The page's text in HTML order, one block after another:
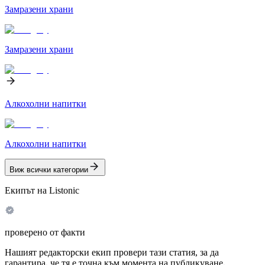
Замразени храни
Замразени храни
Алкохолни напитки
Алкохолни напитки
Виж всички категории
Екипът на Listonic
проверено от факти
Нашият редакторски екип провери тази статия, за да
гарантира, че тя е точна към момента на публикуване.